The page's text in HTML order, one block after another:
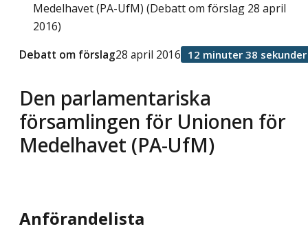
Medelhavet (PA-UfM) (Debatt om förslag 28 april
2016)
Den parlamentariska
församlingen för Unionen för
Medelhavet (PA-UfM)
Debatt om förslag28 april 2016 12 minuter 38 sekunder
Anförandelista